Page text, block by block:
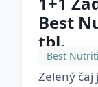
Best
tbl.
Best
Zelený čaj